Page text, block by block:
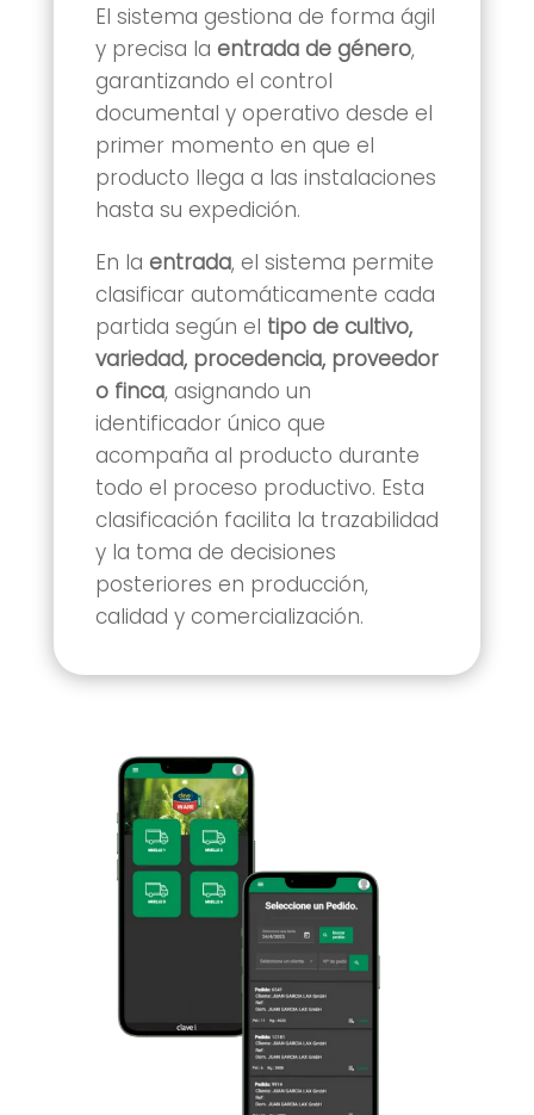
El sistema gestiona de forma ágil
y precisa la entrada de género,
garantizando el control
documental y operativo desde el
primer momento en que el
producto llega a las instalaciones
hasta su expedición.
En la entrada, el sistema permite
clasificar automáticamente cada
partida según el tipo de cultivo,
variedad, procedencia, proveedor
o finca, asignando un
identificador único que
acompaña al producto durante
todo el proceso productivo. Esta
clasificación facilita la trazabilidad
y la toma de decisiones
posteriores en producción,
calidad y comercialización.